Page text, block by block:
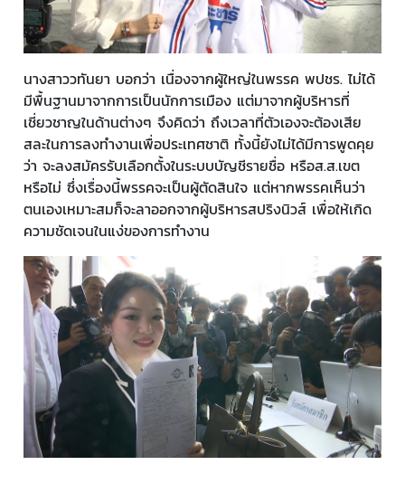
นางสาววทันยา บอกว่า เนื่องจากผู้ใหญ่ในพรรค พปชร. ไม่ได้
มีพื้นฐานมาจากการเป็นนักการเมือง แต่มาจากผู้บริหารที่
เชี่ยวชาญในด้านต่างๆ จึงคิดว่า ถึงเวลาที่ตัวเองจะต้องเสีย
สละในการลงทำงานเพื่อประเทศชาติ ทั้งนี้ยังไม่ได้มีการพูดคุย
ว่า จะลงสมัครรับเลือกตั้งในระบบบัญชีรายชื่อ หรือส.ส.เขต
หรือไม่ ซึ่งเรื่องนี้พรรคจะเป็นผู้ตัดสินใจ แต่หากพรรคเห็นว่า
ตนเองเหมาะสมก็จะลาออกจากผู้บริหารสปริงนิวส์ เพื่อให้เกิด
ความชัดเจนในแง่ของการทำงาน